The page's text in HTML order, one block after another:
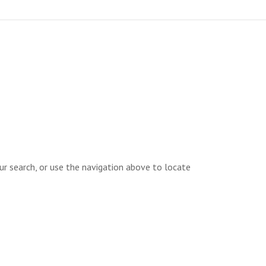
search, or use the navigation above to locate